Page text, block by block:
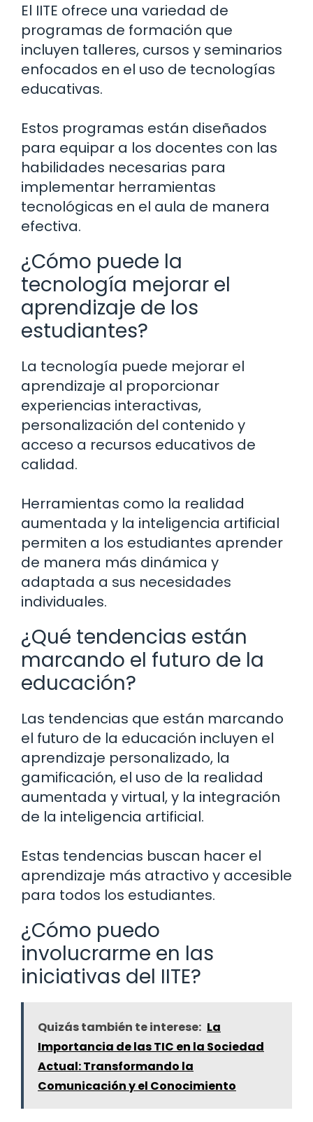
El IITE ofrece una variedad de
programas de formación que
incluyen talleres, cursos y seminarios
enfocados en el uso de tecnologías
educativas.
Estos programas están diseñados
para equipar a los docentes con las
habilidades necesarias para
implementar herramientas
tecnológicas en el aula de manera
efectiva.
¿Cómo puede la
tecnología mejorar el
aprendizaje de los
estudiantes?
La tecnología puede mejorar el
aprendizaje al proporcionar
experiencias interactivas,
personalización del contenido y
acceso a recursos educativos de
calidad.
Herramientas como la realidad
aumentada y la inteligencia artificial
permiten a los estudiantes aprender
de manera más dinámica y
adaptada a sus necesidades
individuales.
¿Qué tendencias están
marcando el futuro de la
educación?
Las tendencias que están marcando
el futuro de la educación incluyen el
aprendizaje personalizado, la
gamificación, el uso de la realidad
aumentada y virtual, y la integración
de la inteligencia artificial.
Estas tendencias buscan hacer el
aprendizaje más atractivo y accesible
para todos los estudiantes.
¿Cómo puedo
involucrarme en las
iniciativas del IITE?
Quizás también te interese: La
Importancia de las TIC en la Sociedad
Actual: Transformando la
Comunicación y el Conocimiento